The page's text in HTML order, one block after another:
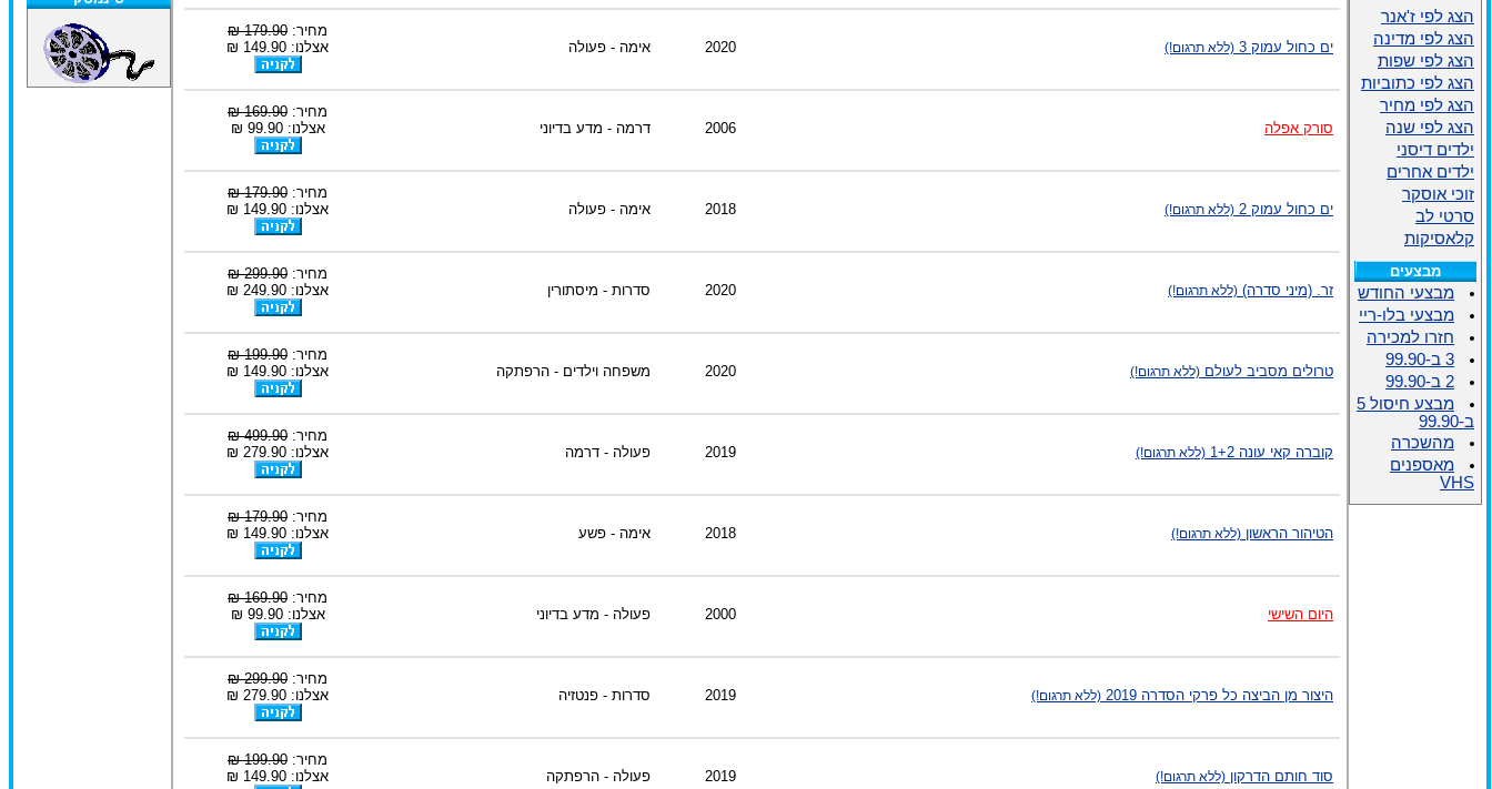
-
ים כחול עמוק 3 (ללא תרגום!) 2020 אימה - פעולה
מחיר: 179.90 ₪
אצלנו: 149.90 ₪
סורק אפלה 2006 דרמה - מדע בדיוני
מחיר: 169.90 ₪
אצלנו: 99.90 ₪
ים כחול עמוק 2 (ללא תרגום!) 2018 אימה - פעולה
מחיר: 179.90 ₪
אצלנו: 149.90 ₪
זר. (מיני סדרה) (ללא תרגום!) 2020 סדרות - מיסתורין
מחיר: 299.90 ₪
אצלנו: 249.90 ₪
טרולים מסביב לעולם (ללא תרגום!) 2020 משפחה וילדים - הרפתקה
מחיר: 199.90 ₪
אצלנו: 149.90 ₪
קוברה קאי עונה 1+2 (ללא תרגום!) 2019 פעולה - דרמה
מחיר: 499.90 ₪
אצלנו: 279.90 ₪
הטיהור הראשון (ללא תרגום!) 2018 אימה - פשע
מחיר: 179.90 ₪
אצלנו: 149.90 ₪
היום השישי 2000 פעולה - מדע בדיוני
מחיר: 169.90 ₪
אצלנו: 99.90 ₪
היצור מן הביצה כל פרקי הסדרה 2019 (ללא תרגום!) 2019 סדרות - פנטזיה
מחיר: 299.90 ₪
אצלנו: 279.90 ₪
סוד חותם הדרקון (ללא תרגום!) 2019 פעולה - הרפתקה
מחיר: 199.90 ₪
אצלנו: 149.90 ₪
הצג לפי ז'אנר
הצג לפי מדינה
הצג לפי שפות
הצג לפי כתוביות
הצג לפי מחיר
הצג לפי שנה
ילדים דיסני
ילדים אחרים
זוכי אוסקר
סרטי לב
קלאסיקות
מבצעים
מבצעי החודש
מבצעי בלו-ריי
חזרו למכירה
3 ב-99.90
2 ב-99.90
מבצע חיסול 5
ב-99.90
מהשכרה
מאספנים
VHS